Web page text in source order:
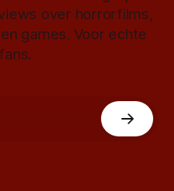
over horrorfilms,
games. Voor echte